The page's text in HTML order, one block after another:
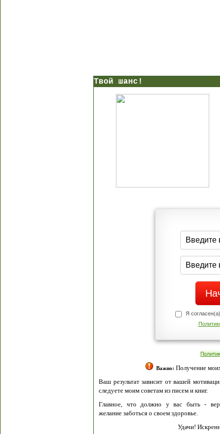
Твой шанс!
Я
Важно: Получение
Ваш результат зависит от вашей
следуете моим советам из писем и книг.
Главное, что должно у вас быть -
желание заботься о своем здоровье.
Удачи!